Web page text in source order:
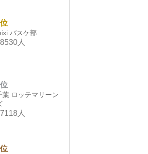
バスケ部
人
葉 ロッテマリーン
人